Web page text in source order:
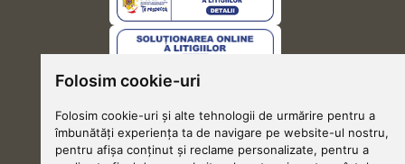
Folosim cookie-uri
Folosim cookie-uri și alte tehnologii de urmărire pentru a
îmbunătăți experiența ta de navigare pe website-ul nostru,
pentru afișa conținut și reclame personalizate, pentru a